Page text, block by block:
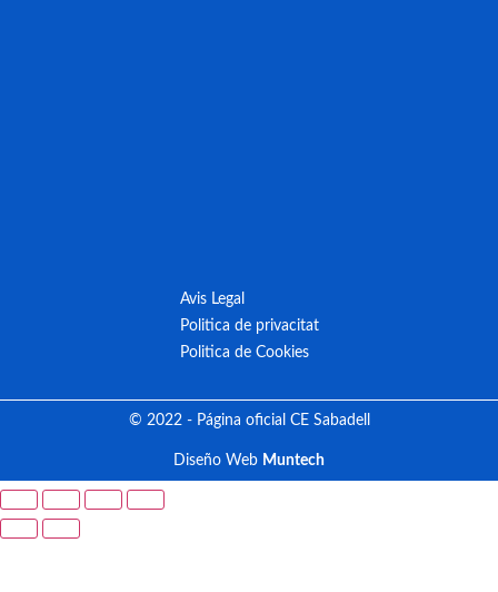
Avis Legal
Politica de privacitat
Politica de Cookies
© 2022 - Página oficial CE Sabadell
Diseño Web Muntech